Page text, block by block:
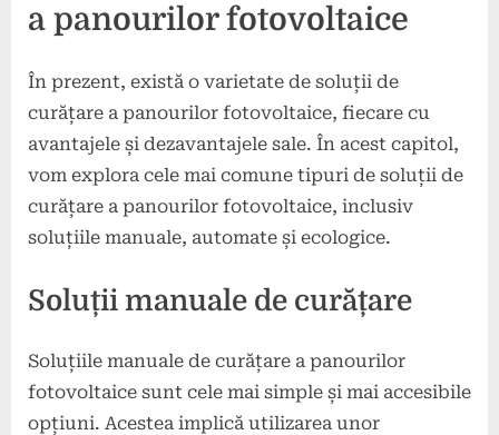
a panourilor fotovoltaice
În prezent, există o varietate de soluții de
curățare a panourilor fotovoltaice, fiecare cu
avantajele și dezavantajele sale. În acest capitol,
vom explora cele mai comune tipuri de soluții de
curățare a panourilor fotovoltaice, inclusiv
soluțiile manuale, automate și ecologice.
Soluții manuale de curățare
Soluțiile manuale de curățare a panourilor
fotovoltaice sunt cele mai simple și mai accesibile
opțiuni. Acestea implică utilizarea unor